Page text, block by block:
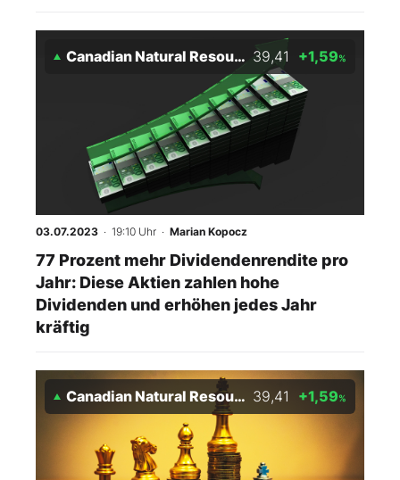
Canadian Natural Resources 39,41 +1,59%
03.07.2023 · 19:10 Uhr · Marian Kopocz
77 Prozent mehr Dividendenrendite pro
Jahr: Diese Aktien zahlen hohe
Dividenden und erhöhen jedes Jahr
kräftig
Canadian Natural Resources 39,41 +1,59%